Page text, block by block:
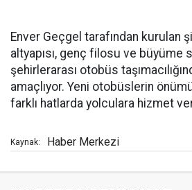
Enver Geçgel tarafından kurulan
altyapısı, genç filosu ve büyüme
şehirlerarası otobüs
amaçlıyor. Yeni otobüslerin
farklı hatlarda yolculara hizmet
Kaynak: Haber Merkezi